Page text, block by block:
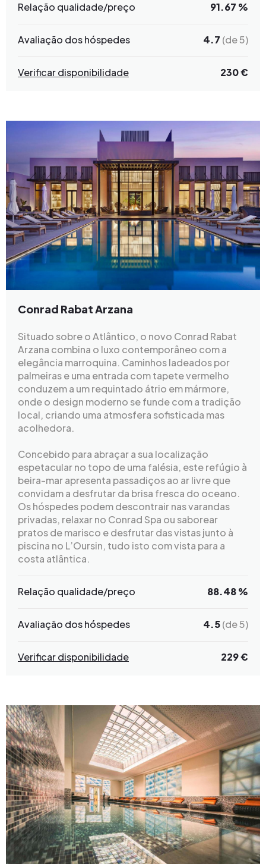
Relação qualidade/preço 91.67 %
Avaliação dos hóspedes 4.7 (de 5)
Verificar disponibilidade 230 €
Conrad Rabat Arzana
Situado sobre o Atlântico, o novo Conrad Rabat
Arzana combina o luxo contemporâneo com a
elegância marroquina. Caminhos ladeados por
palmeiras e uma entrada com tapete vermelho
conduzem a um requintado átrio em mármore,
onde o design moderno se funde com a tradição
local, criando uma atmosfera sofisticada mas
acolhedora.
Concebido para abraçar a sua localização
espetacular no topo de uma falésia, este refúgio à
beira-mar apresenta passadiços ao ar livre que
convidam a desfrutar da brisa fresca do oceano.
Os hóspedes podem descontrair nas varandas
privadas, relaxar no Conrad Spa ou saborear
pratos de marisco e desfrutar das vistas junto à
piscina no L’Oursin, tudo isto com vista para a
costa atlântica.
Relação qualidade/preço 88.48 %
Avaliação dos hóspedes 4.5(de 5)
Verificar disponibilidade 229 €